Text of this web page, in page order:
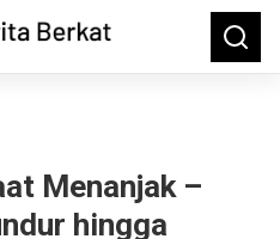
Search
for:
Menanjak –
hingga